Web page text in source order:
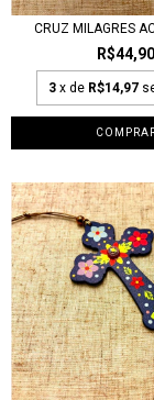
CRUZ MILAGRES
R$44,90
3 x de R$14,97